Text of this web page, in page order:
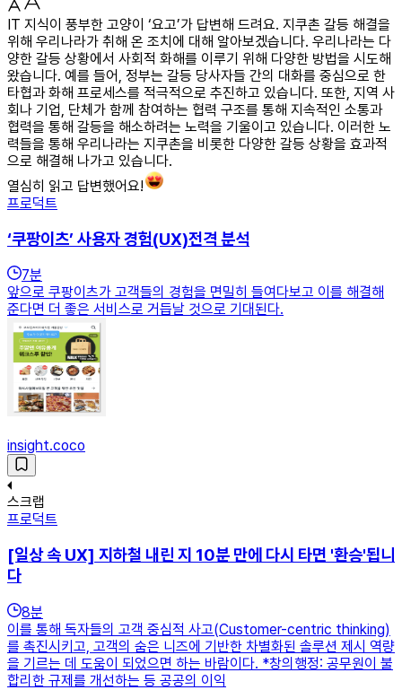
IT 지식이 풍부한 고양이 ‘요고’가 답변해 드려요. 지쿠촌 갈등 해결을
위해 우리나라가 취해 온 조치에 대해 알아보겠습니다. 우리나라는 다
양한 갈등 상황에서 사회적 화해를 이루기 위해 다양한 방법을 시도해
왔습니다. 예를 들어, 정부는 갈등 당사자들 간의 대화를 중심으로 한
타협과 화해 프로세스를 적극적으로 추진하고 있습니다. 또한, 지역 사
회나 기업, 단체가 함께 참여하는 협력 구조를 통해 지속적인 소통과
협력을 통해 갈등을 해소하려는 노력을 기울이고 있습니다. 이러한 노
력들을 통해 우리나라는 지쿠촌을 비롯한 다양한 갈등 상황을 효과적
으로 해결해 나가고 있습니다.
열심히 읽고 답변했어요!
프로덕트
‘쿠팡이츠’ 사용자 경험(UX)전격 분석
7분
앞으로 쿠팡이츠가 고객들의 경험을 면밀히 들여다보고 이를 해결해
준다면 더 좋은 서비스로 거듭날 것으로 기대된다.
insight.coco
스크랩
프로덕트
[일상 속 UX] 지하철 내린 지 10분 만에 다시 타면 '환승'됩니
다
8분
이를 통해 독자들의 고객 중심적 사고(Customer-centric thinking)
를 촉진시키고, 고객의 숨은 니즈에 기반한 차별화된 솔루션 제시 역량
을 기르는 데 도움이 되었으면 하는 바람이다. *창의행정: 공무원이 불
합리한 규제를 개선하는 등 공공의 이익